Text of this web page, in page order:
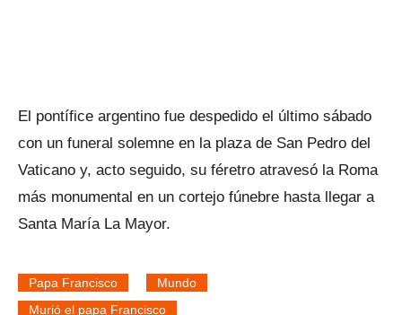
El pontífice argentino fue despedido el último sábado
con un funeral solemne en la plaza de San Pedro del
Vaticano y, acto seguido, su féretro atravesó la Roma
más monumental en un cortejo fúnebre hasta llegar a
Santa María La Mayor.
Papa Francisco
Mundo
Murió el papa Francisco